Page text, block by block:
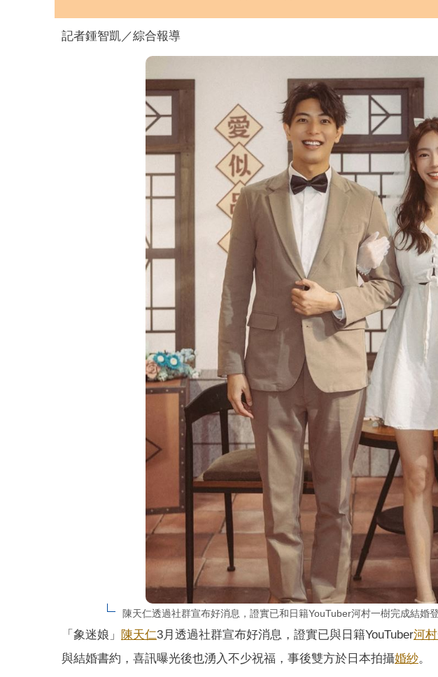
記者鍾智凱／綜合報導
陳天仁透過社群宣布好消息，證實已和日籍YouTuber河村一樹完成結婚
「象迷娘」 陳天仁3月透過社群宣布好消息，證實已與日籍YouTuber河
與結婚書約，喜訊曝光後也湧入不少祝福，事後雙方於日本拍攝婚紗。